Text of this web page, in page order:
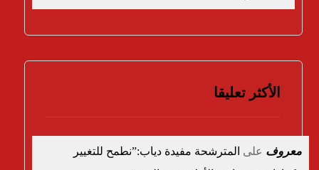
الأكثر تعليقا
معروف على المترشحة مفيدة دياب:”نطمح للتغيير